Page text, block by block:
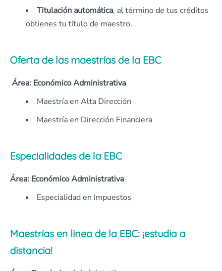
Titulación automática, al término de tus créditos
obtienes tu título de maestro.
Oferta de las maestrías de la EBC
Área: Económico Administrativa
Maestría en Alta Dirección
Maestría en Dirección Financiera
Especialidades de la EBC
Área: Económico Administrativa
Especialidad en Impuestos
Maestrías en línea de la EBC: ¡estudia a
distancia!